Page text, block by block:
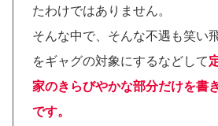
たわけではありません。
そんな中で、そんな不遇も笑い
をギャグの対象にするなどして
家のきらびやかな部分だけを書
です。